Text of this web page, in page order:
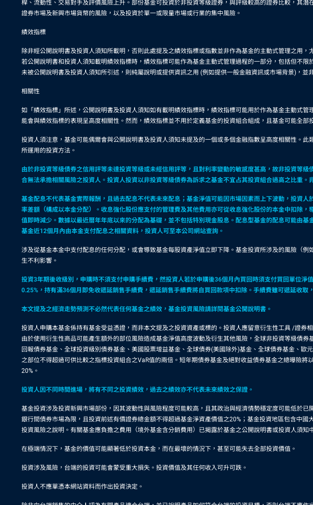
桿、流動性、交易對手及評價風險上升。部份基金可投資於非投資等級證券，與評級較高的證券比較，其
證券市場及新興市場貨幣的風險，以及投資於單一或限量市場或行業的集中風險。
績效指標
除非經公開說明書及投資人須知所載明，否則此處提及之績效指標或指數並非作為基金的主動式管理之用，
若公開說明書和投資人須知載明績效指標時，績效指標可能作為基金主動式管理過程的一部分，包括但不
未被公開說明書及投資人須知所引述，則純屬說明或提供資訊之用 (例如提供一般金融資訊或市場背景)，並
相關性
如「績效指標」所述，公開說明書及投資人須知如有載明績效指標時，績效指標可能用於作為基金主動式
能會與績效指標的表現呈高度相關性。然而，績效指標並不用於定義基金的投資組合組成，且基金可能全部
投資人須注意，基金可能偶爾會與公開說明書及投資人須知未提及的一個或多個金融指數呈高度相關性。
所運用的投資方法。
由於非投資等級債券之信用評等未達投資等級或未經信用評等，且對利率變動的敏感度甚高，故非投資等
合無法承擔相關風險之投資人。投資人投資以非投資等級債券為訴求之基金不宜占其投資組合過高之比重。
基金配息不代表基金實際報酬，且過去配息不代表未來配息；基金淨值可能因市場因素而上下波動，投資
率差額（構成以本金分配）。收息強化股份應支付的管理費及其他費用亦可從收息強化股份的本金中扣除
值即時減少。數據以最近曆年年底以來的分配為基礎，並不包括特別現金股息。配息型基金的配息可能由
基金近12個月內由本金支付配息之相關資料，投資人可至本公司網站查詢。
涉及從基金本金中支付配息的任何分配，或會導致基金每股資產淨值立即下降。基金投資所涉及的風險（
生不利影響。
投資3年期後收級別，申購時不須支付申購手續費，然投資人若於申購後36個月內買回時須支付買回單位
0.25%，持有滿36個月即免收遞延銷售手續費，遞延銷售手續費將自買回款項中扣除。手續費雖可遞延收
本文提及之經濟走勢預測不必然代表任何基金之績效，基金投資風險請詳閱基金公開說明書。
投資人申購本基金係持有基金受益憑證，而非本文提及之投資資產或標的。投資人應留意衍生性工具 /證
由於使用衍生性商品可能產生額外的部位風險造成基金淨值高度波動及衍生其他風險，全球非投資等級債
回報債券基金、全球投資級別債券基金、美國股票增益基金、全球債券(美國除外)基金、全球債券基金、
之部位不得超過可供比較之指標投資組合之VaR值的兩倍。短年期債券基金及絕對收益債券基金之總曝險
20%。
投資人因不同時間進場，將有不同之投資績效，過去之績效亦不代表未來績效之保證。
基金投資涉及投資新興市場部份，因其波動性與風險程度可能較高，且其政治與經濟情勢穩定度可能低於
銀行間債券市場為限，且投資前述有價證券總金額不得超過基金淨資產價值之20%；基金投資地區包含中
投資風險之說明。有關基金應負擔之費用（境外基金含分銷費用）已揭露於基金之公開說明書或投資人須知
在極端情況下，基金的價值可能顯著低於投資本金，而在最壞的情況下，甚至可能失去全部投資價值。
投資涉及風險，台端的投資可能會蒙受重大損失。投資價值及其任何收入可升可跌。
投資人不應單憑本網站資料而作出投資決定。